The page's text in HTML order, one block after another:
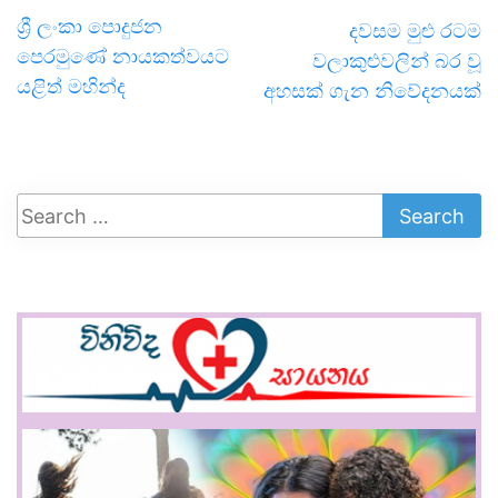
ශ්‍රී ලංකා පොදුජන
පෙරමුණේ නායකත්වයට
යළිත් මහින්ද
දවසම මුළු රටම
වලාකුළුවලින් බර වූ
අහසක් ගැන නිවේදනයක්